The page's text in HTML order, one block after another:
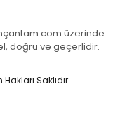
üzerinde
doğru ve geçerlidir.
Saklıdır.